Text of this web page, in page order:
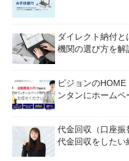
ダイレクト納付
機関の選び方を解
ビジョンの
ンタンにホーム
代金回収（口座振
代金回収をしたい